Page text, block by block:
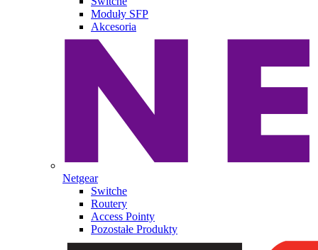
Moduły SFP
Akcesoria
Netgear
Switche
Routery
Access Pointy
Pozostałe Produkty